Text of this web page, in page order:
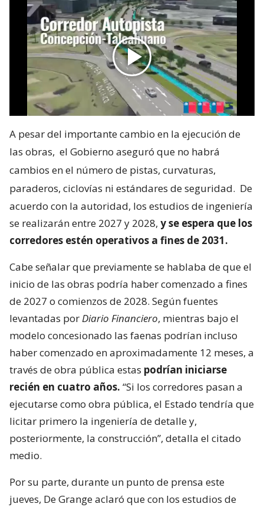
A pesar del importante cambio en la ejecución de
las obras, el Gobierno aseguró que no habrá
cambios en el número de pistas, curvaturas,
paraderos, ciclovías ni estándares de seguridad. De
acuerdo con la autoridad, los estudios de ingeniería
se realizarán entre 2027 y 2028, y se espera que los
corredores estén operativos a fines de 2031.
Cabe señalar que previamente se hablaba de que el
inicio de las obras podría haber comenzado a fines
de 2027 o comienzos de 2028. Según fuentes
levantadas porDiario Financiero, mientras bajo el
modelo concesionado las faenas podrían incluso
haber comenzado en aproximadamente 12 meses, a
través de obra pública estas podrían iniciarse
recién en cuatro años. “Si los corredores pasan a
ejecutarse como obra pública, el Estado tendría que
licitar primero la ingeniería de detalle y,
posteriormente, la construcción”, detalla el citado
medio.
Por su parte, durante un punto de prensa este
jueves, De Grange aclaró que con los estudios de